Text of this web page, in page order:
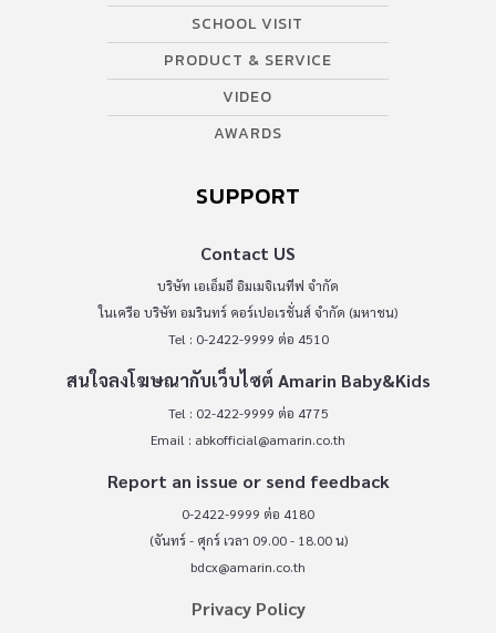
SCHOOL VISIT
PRODUCT & SERVICE
VIDEO
AWARDS
SUPPORT
Contact US
บริษัท เอเอ็มอี อิมเมจิเนทีฟ จำกัด
ในเครือ บริษัท อมรินทร์ คอร์เปอเรชั่นส์ จำกัด (มหาชน)
Tel : 0-2422-9999 ต่อ 4510
สนใจลงโฆษณากับเว็บไซต์ Amarin Baby&Kids
Tel : 02-422-9999 ต่อ 4775
Email : abkofficial@amarin.co.th
Report an issue or send feedback
0-2422-9999 ต่อ 4180
(จันทร์ - ศุกร์ เวลา 09.00 - 18.00 น)
bdcx@amarin.co.th
Privacy Policy